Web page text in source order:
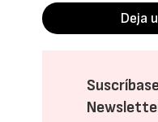
Deja